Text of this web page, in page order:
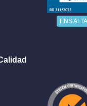
ENS ALTA